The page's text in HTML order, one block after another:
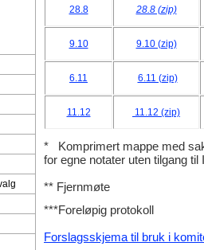
28.8 28.8 (zip)
9.10 9.10 (zip)
6.11 6.11 (zip)
11.12 11.12 (zip)
* Komprimert mappe med
for egne notater uten tilgang til
** Fjernmøte
***Foreløpig protokoll
Forslagsskjema til bruk i